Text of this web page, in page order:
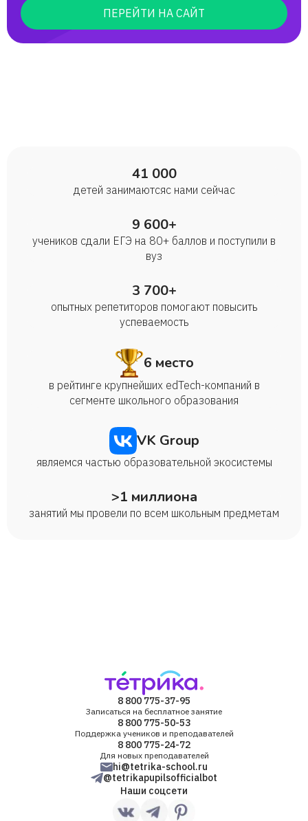
ПЕРЕЙТИ НА САЙТ
41 000
детей занимаются с нами сейчас
9 600+
учеников сдали ЕГЭ на 80+ баллов и поступили в
вуз
3 700+
опытных репетиторов помогают повысить
успеваемость
6 место
в рейтинге крупнейших edTech-компаний в
сегменте школьного образования
VK Group
являемся частью образовательной экосистемы
>1 миллиона
занятий мы провели по всем школьным предметам
8 800 775-37-95
Записаться на бесплатное занятие
8 800 775-50-53
Поддержка учеников и преподавателей
8 800 775-24-72
Для новых преподавателей
hi@tetrika-school.ru
@tetrikapupilsofficialbot
Наши соцсети